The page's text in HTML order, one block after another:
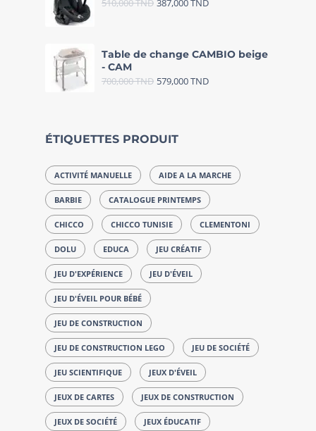
510,000TND 387,000TND
Table de change CAMBIO beige
- CAM
700,000TND 579,000TND
ÉTIQUETTES PRODUIT
ACTIVITÉ MANUELLE AIDE A LA MARCHE
BARBIE CATALOGUE PRINTEMPS
CHICCO CHICCO TUNISIE CLEMENTONI
DOLU EDUCA JEU CRÉATIF
JEU D'EXPÉRIENCE JEU D'ÉVEIL
JEU D'ÉVEIL POUR BÉBÉ
JEU DE CONSTRUCTION
JEU DE CONSTRUCTION LEGO JEU DE SOCIÉTÉ
JEU SCIENTIFIQUE JEUX D'ÉVEIL
JEUX DE CARTES JEUX DE CONSTRUCTION
JEUX DE SOCIÉTÉ JEUX ÉDUCATIF